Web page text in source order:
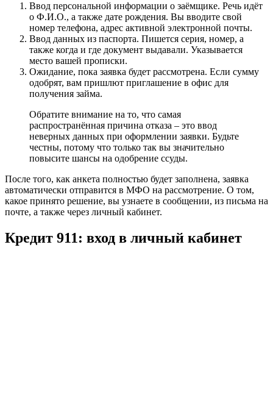
Ввод персональной информации о заёмщике. Речь идёт
о Ф.И.О., а также дате рождения. Вы вводите свой
номер телефона, адрес активной электронной почты.
Ввод данных из паспорта. Пишется серия, номер, а
также когда и где документ выдавали. Указывается
место вашей прописки.
Ожидание, пока заявка будет рассмотрена. Если сумму
одобрят, вам пришлют приглашение в офис для
получения займа.
Обратите внимание на то, что самая
распространённая причина отказа – это ввод
неверных данных при оформлении заявки. Будьте
честны, потому что только так вы значительно
повысите шансы на одобрение ссуды.
После того, как анкета полностью будет заполнена, заявка
автоматически отправится в МФО на рассмотрение. О том,
какое принято решение, вы узнаете в сообщении, из письма на
почте, а также через личный кабинет.
Кредит 911: вход в личный кабинет